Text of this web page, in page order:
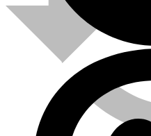
Caméra de surveillance